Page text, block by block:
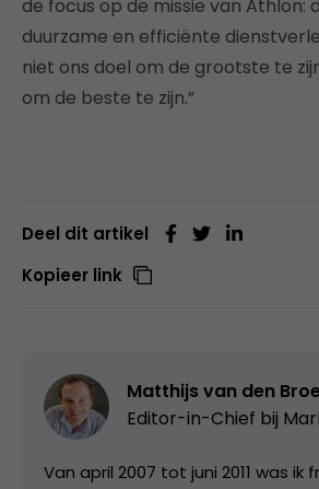
de focus op de missie van Athlon:
duurzame en efficiënte
niet ons doel om de grootste te
om de beste te zijn.”
Deel dit artikel
Kopieer link
Matthijs van den
Editor-in-Chief bij
Van april 2007 tot juni 2011 was ik